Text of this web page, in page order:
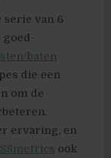
serie van 6
goed-
baten
die een
om de
ervaring, en
ook